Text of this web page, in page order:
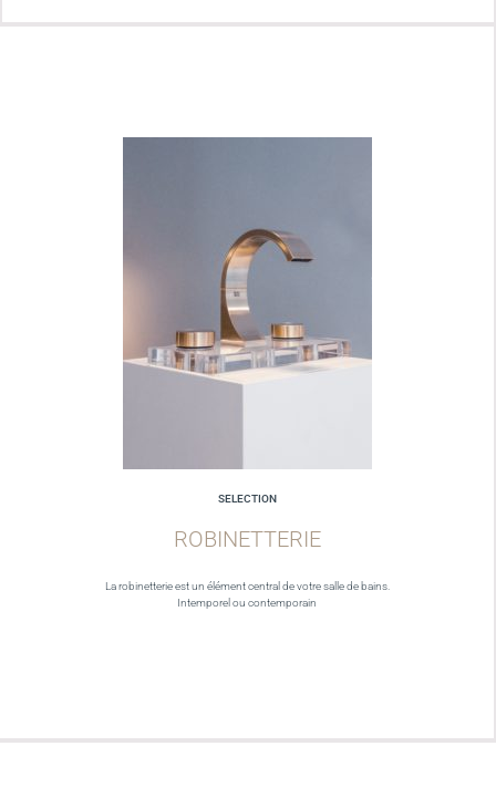
SELECTION
ROBINETTERIE
La robinetterie est un élément central de votre salle de bains.
Intemporel ou contemporain